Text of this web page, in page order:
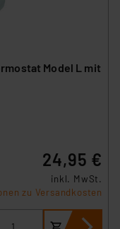
eigenen
Daten,
Model L mit
24,95 €
inkl. MwSt.
zu Versandkosten